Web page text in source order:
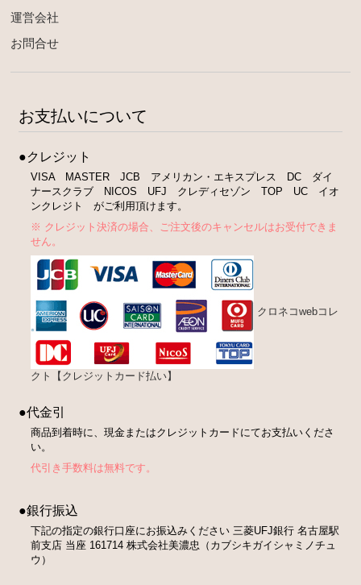
運営会社
お問合せ
お支払いについて
●クレジット
VISA MASTER JCB アメリカン・エキスプレス DC ダイ
ナースクラブ NICOS UFJ クレディセゾン TOP UC イオ
ンクレジト がご利用頂けます。
※ クレジット決済の場合、ご注文後のキャンセルはお受付できま
せん。
クロネコwebコレ
クト【クレジットカード払い】
●代金引
商品到着時に、現金またはクレジットカードにてお支払いくださ
い。
代引き手数料は無料です。
●銀行振込
下記の指定の銀行口座にお振込みください 三菱UFJ銀行 名古屋駅
前支店 当座 161714 株式会社美濃忠（カブシキガイシャミノチュ
ウ）